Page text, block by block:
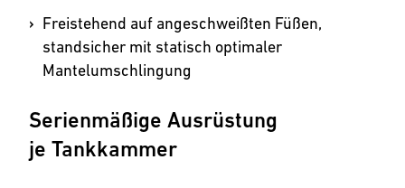
Freistehend auf angeschweißten Füßen,
standsicher mit statisch optimaler
Mantelumschlingung
Serienmäßige Ausrüstung
je Tankkammer